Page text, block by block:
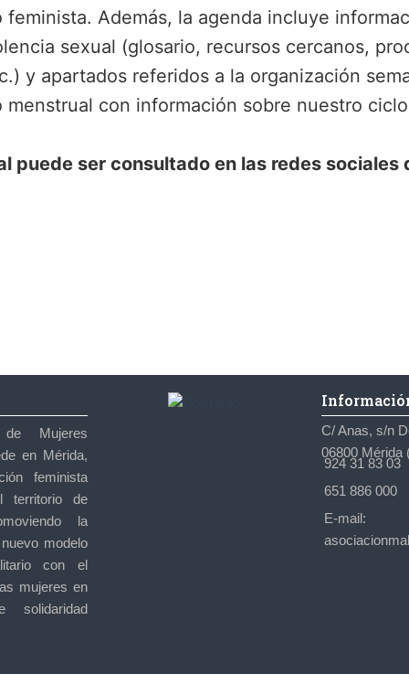
feminista. Además, la agenda incluye
sexual (glosario, recursos cercanos,
y apartados referidos a la organización
menstrual con información sobre nuestro
puede ser consultado en las redes sociales
Mujeres
en Mérida,
feminista
territorio de
la
modelo
con el
mujeres en
solidaridad
C/ Anas, s/n
06800 Mérida
924 31 83 03
651 886 000
E-mail: